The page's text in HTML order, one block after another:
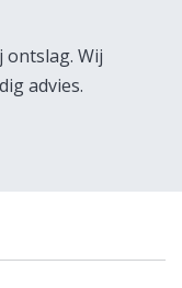
ontslag. Wij
advies.